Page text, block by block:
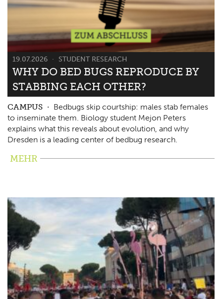
19.07.2026 STUDENT RESEARCH
WHY DO BED BUGS REPRODUCE BY
STABBING EACH OTHER?
CAMPUS
Bedbugs skip courtship: males stab females
to inseminate them. Biology student Mejon Peters
explains what this reveals about evolution, and why
Dresden is a leading center of bedbug research.
MEHR